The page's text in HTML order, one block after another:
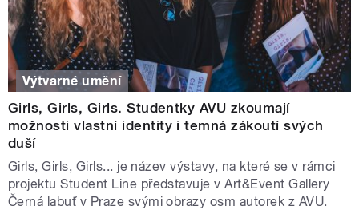
Výtvarné umění
Girls, Girls, Girls. Studentky AVU zkoumají
možnosti vlastní identity i temná zákoutí svých
duší
Girls, Girls, Girls... je název výstavy, na které se v rámci
projektu Student Line představuje v Art&Event Gallery
Černá labuť v Praze svými obrazy osm autorek z AVU.